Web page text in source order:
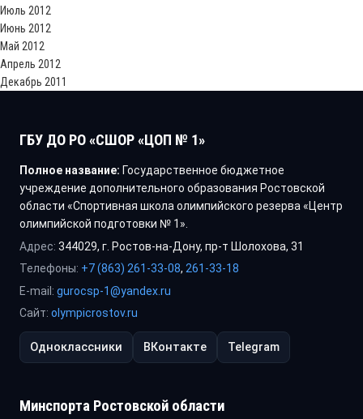
Июль 2012
Июнь 2012
Май 2012
Апрель 2012
Декабрь 2011
ГБУ ДО РО «СШОР «ЦОП № 1»
Полное название: Государственное бюджетное
учреждение дополнительного образования Ростовской
области «Спортивная школа олимпийского резерва «Центр
олимпийской подготовки № 1».
Адрес: 344029, г. Ростов-на-Дону, пр-т Шолохова, 31
Телефоны: +7 (863) 261-33-08, 261-33-18
E-mail: gurocsp-1@yandex.ru
Сайт: olympicrostov.ru
Одноклассники ВКонтакте Telegram
Минспорта Ростовской области